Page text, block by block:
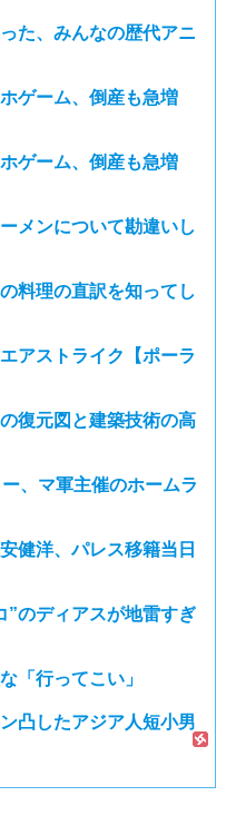
た、みんなの歴代アニ
ホゲーム、倒産も急増
ホゲーム、倒産も急増
メンについて勘違いし
料理の直訳を知ってし
アストライク【ポーラ
復元図と建築技術の高
、マ軍主催のホームラ
健洋、パレス移籍当日
”のディアスが地雷すぎ
「行ってこい」
凸したアジア人短小男